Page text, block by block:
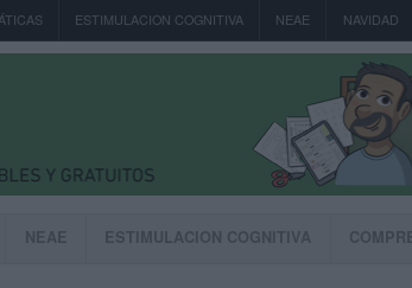
ESTIMULACION COGNITIVA NEAE NAVIDAD
NEAE ESTIMULACION COGNITIVA